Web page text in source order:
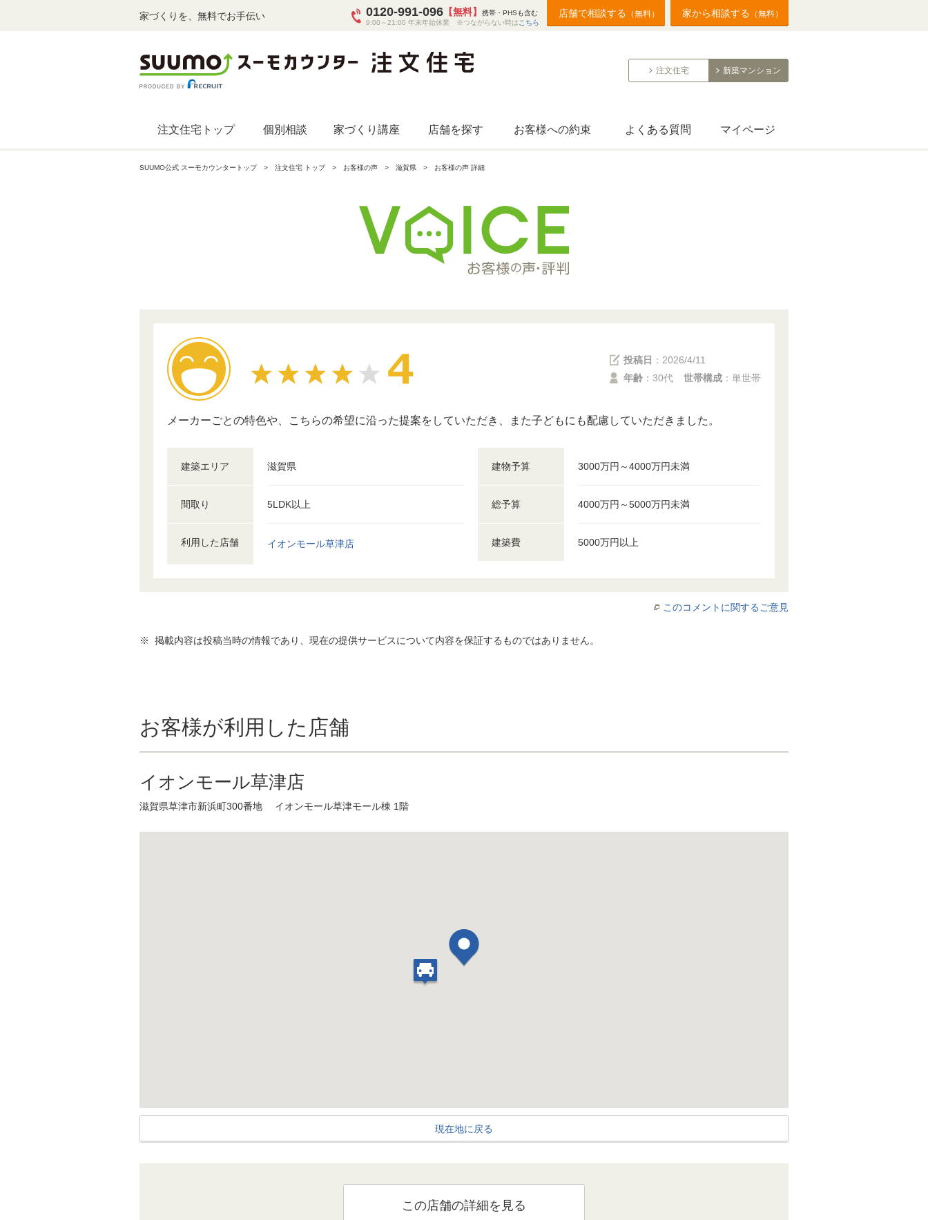
家づくりを、無料でお手伝い 0120-991-096 【無料】
携帯・PHSも含む
9:00～21:00 年末年始休業 ※つながらない時は こちら
店舗で相談する （無料） 家から相談する （無料）
注文住宅 新築マンション
注文住宅トップ 個別相談 家づくり講座 店舗を探す お客様への約束 よくある質問 マイページ
SUUMO公式 スーモカウンタートップ 注文住宅 トップ お客様の声 滋賀県 お客様の声 詳細
投稿日 ： 2026/4/11
年齢 ：30代 世帯構成 ：単世帯
メーカーごとの特色や、こちらの希望に沿った提案をしていただき、また子どもにも配慮していただきました。
建築エリア 滋賀県
間取り 5LDK以上
利用した店舗 イオンモール草津店
建物予算 3000万円～4000万円未満
総予算 4000万円～5000万円未満
建築費 5000万円以上
このコメントに関するご意見
※ 掲載内容は投稿当時の情報であり、現在の提供サービスについて内容を保証するものではありません。
お客様が利用した店舗
イオンモール草津店
滋賀県草津市新浜町300番地 イオンモール草津モール棟 1階
現在地に戻る
この店舗の詳細を見る